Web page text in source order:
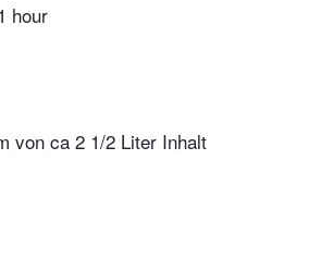
hour
von ca 2 1/2 Liter Inhalt